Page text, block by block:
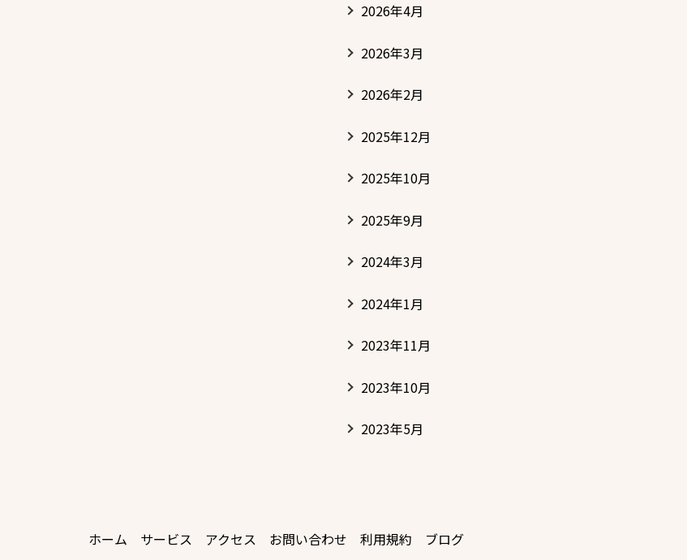
2026年4月
2026年3月
2026年2月
2025年12月
2025年10月
2025年9月
2024年3月
2024年1月
2023年11月
2023年10月
2023年5月
ホーム サービス アクセス お問い合わせ 利用規約 ブログ